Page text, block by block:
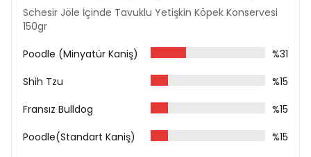
Schesir Jöle İçinde Tavuklu Yetişkin Köpek Konservesi
150gr
Poodle (Minyatür Kaniş)
%31
Shih Tzu
%15
Fransız Bulldog
%15
Poodle(Standart Kaniş)
%15